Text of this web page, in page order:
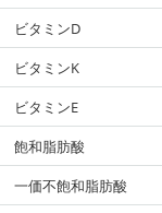
ビタミンD
ビタミンK
ビタミンE
飽和脂肪酸
一価不飽和脂肪酸